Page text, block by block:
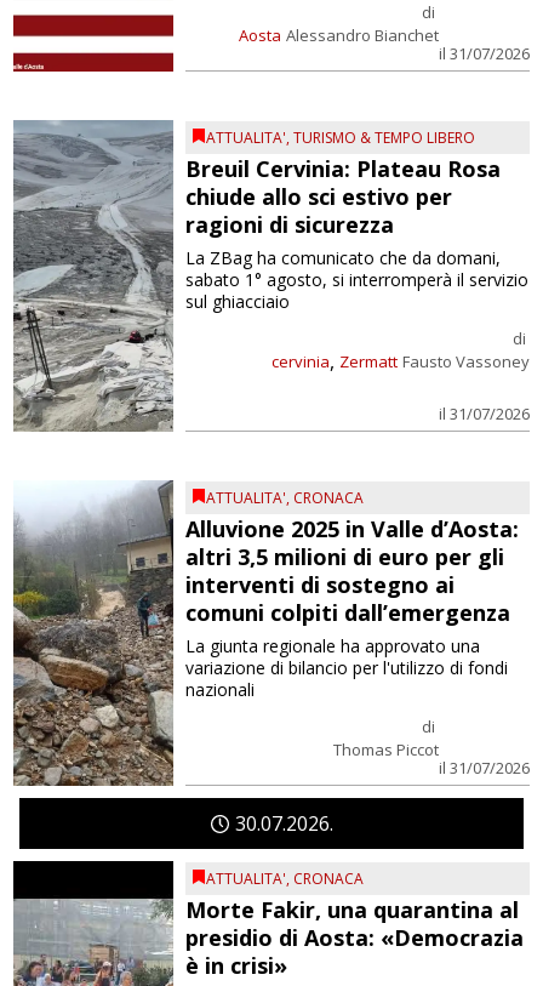
Aosta
di
Alessandro Bianchet
il 31/07/2026
ATTUALITA',TURISMO & TEMPO LIBERO
Breuil Cervinia: Plateau Rosa
chiude allo sci estivo per
ragioni di sicurezza
cervinia, Zermatt
di
Fausto Vassoney
il 31/07/2026
La ZBag ha comunicato che da domani,
sabato 1° agosto, si interromperà il servizio
sul ghiacciaio
ATTUALITA', CRONACA
Alluvione 2025 in Valle d’Aosta:
altri 3,5 milioni di euro per gli
interventi di sostegno ai
comuni colpiti dall’emergenza
di
Thomas Piccot
il 31/07/2026
La giunta regionale ha approvato una
variazione di bilancio per l'utilizzo di fondi
nazionali
3007 2026
ATTUALITA', CRONACA
Morte Fakir, una quarantina al
presidio di Aosta: «Democrazia
è in crisi»